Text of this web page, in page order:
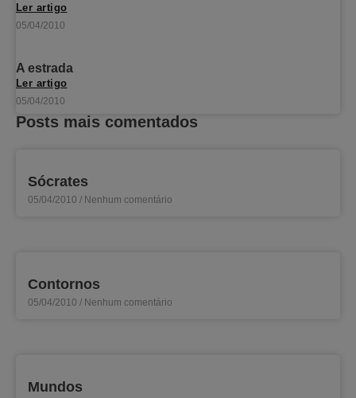
Ler artigo
05/04/2010
A estrada
Ler artigo
05/04/2010
Posts mais comentados
Sócrates
05/04/2010 Nenhum comentário
Contornos
05/04/2010 Nenhum comentário
Mundos